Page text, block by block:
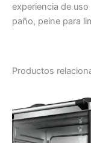
experiencia de
paño, peine para
Productos